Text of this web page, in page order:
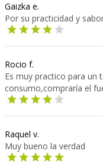
Gaizka e.
Por su practicidad y
Rocio f.
Es muy practico para un
consumo,compraría el
Raquel v.
Muy bueno la verdad